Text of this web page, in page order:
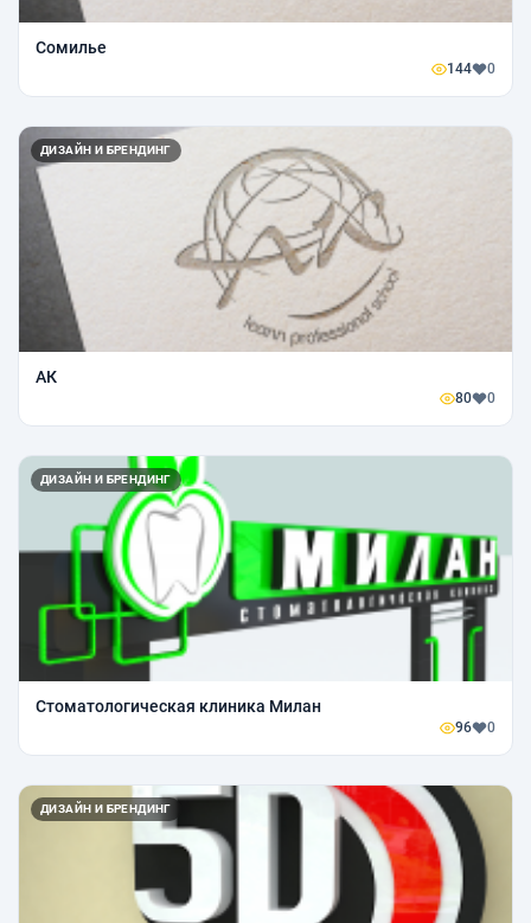
Сомилье
144 0
ДИЗАЙН И БРЕНДИНГ
АК
80 0
ДИЗАЙН И БРЕНДИНГ
Стоматологическая клиника Милан
96 0
ДИЗАЙН И БРЕНДИНГ